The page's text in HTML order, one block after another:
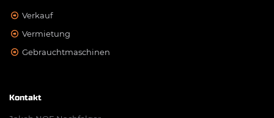
Verkauf
Vermietung
Gebrauchtmaschinen
Kontakt